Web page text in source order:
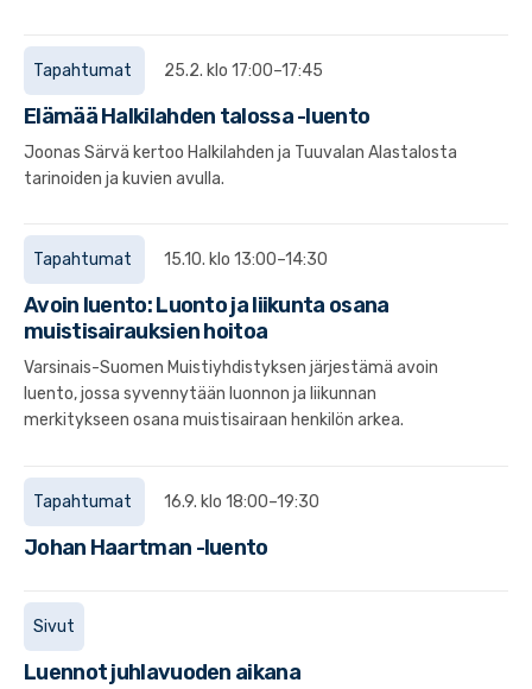
Tapahtumat 25.2. klo 17:00–17:45
Elämää Halkilahden talossa -luento
Joonas Särvä kertoo Halkilahden ja Tuuvalan Alastalosta
tarinoiden ja kuvien avulla.
Tapahtumat 15.10. klo 13:00–14:30
Avoin luento: Luonto ja liikunta osana
muistisairauksien hoitoa
Varsinais-Suomen Muistiyhdistyksen järjestämä avoin
luento, jossa syvennytään luonnon ja liikunnan
merkitykseen osana muistisairaan henkilön arkea.
Tapahtumat 16.9. klo 18:00–19:30
Johan Haartman -luento
Sivut
Luennot juhlavuoden aikana